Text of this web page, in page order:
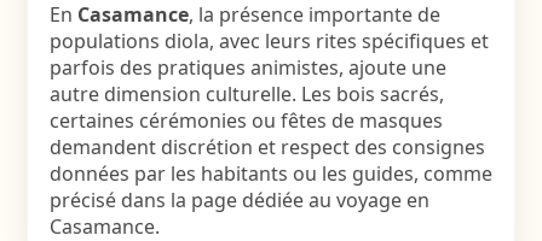
En Casamance, la présence importante de
populations diola, avec leurs rites spécifiques et
parfois des pratiques animistes, ajoute une
autre dimension culturelle. Les bois sacrés,
certaines cérémonies ou fêtes de masques
demandent discrétion et respect des consignes
données par les habitants ou les guides, comme
précisé dans la page dédiée au voyage en
Casamance.